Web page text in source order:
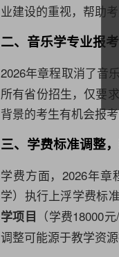
业建设的重视，帮助
二、音乐学专业报
2026年章程取消了音
所有省份招生，仅要
背景的考生有机会报
三、学费标准调整
学费方面，2026年
学）执行上浮学费标
学项目 （学费18000
调整可能源于教学资